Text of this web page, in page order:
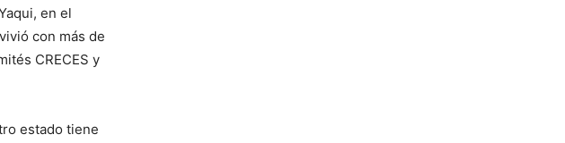
en el
con más de
CRECES y
estado tiene